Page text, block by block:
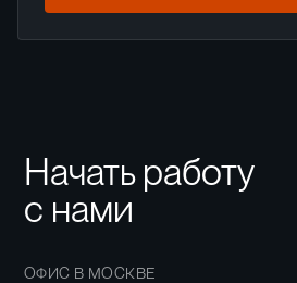
Начать работу
с нами
ОФИС В МОСКВЕ